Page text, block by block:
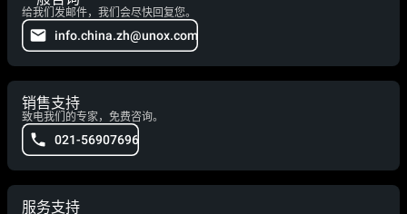
给我们发邮件，我们会尽快回复您。
info.china.zh@unox.com
销售支持
致电我们的专家，免费咨询。
021-56907696
服务支持